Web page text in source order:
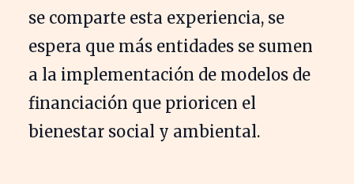
se comparte esta experiencia, se
espera que más entidades se sumen
a la implementación de modelos de
financiación que prioricen el
bienestar social y ambiental.